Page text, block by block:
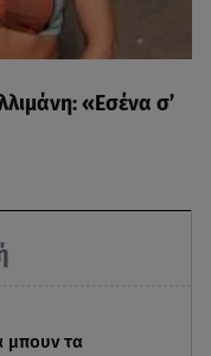
μπουν τα
«Εσένα σ’